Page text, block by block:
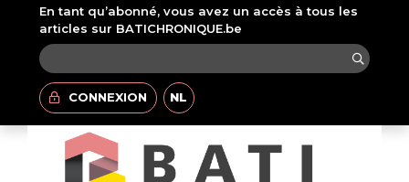
En tant qu’abonné, vous avez un accès à tous les
articles sur BATICHRONIQUE.be
CONNEXION NL